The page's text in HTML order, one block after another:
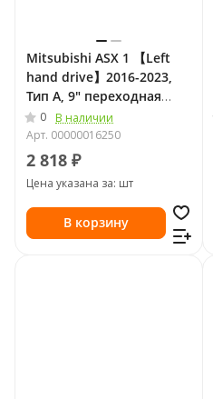
Mitsubishi ASX 1 【Left
hand drive】2016-2023,
Тип A, 9" переходная
рамка Teyes 2378-A
0
В наличии
Арт. 00000016250
2 818 ₽
Цена указана за: шт
В корзину